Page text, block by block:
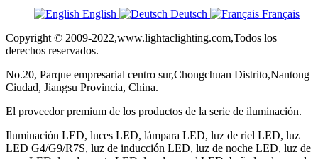
English Deutsch
Français
Copyright © 2009-2022,www.lightaclighting.com,Todos los
derechos reservados.
No.20, Parque empresarial centro sur,Chongchuan Distrito,Nantong
Ciudad, Jiangsu Provincia, China.
El proveedor premium de los productos de la serie de iluminación.
Iluminación LED, luces LED, lámpara LED, luz de riel LED, luz
LED G4/G9/R7S, luz de inducción LED, luz de noche LED, luz de